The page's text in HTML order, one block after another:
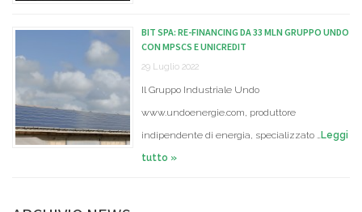
BIT SPA: RE-FINANCING DA 33 MLN GRUPPO UNDO
CON MPSCS E UNICREDIT
29 Luglio 2022
Il Gruppo Industriale Undo
www.undoenergie.com, produttore
indipendente di energia, specializzato …Leggi
tutto »